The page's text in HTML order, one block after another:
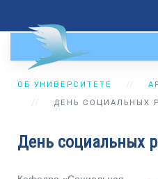
ОБ УНИВЕРСИТЕТЕ
ДЕНЬ СОЦИАЛЬНЫХ
День социальных